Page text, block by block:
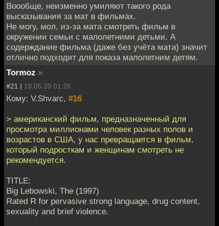
Воообще, неизменно умиляют такого рода
высказывания за мат в фильмах.
Не могу, мол, из-за мата смотреть фильм в
окружении семьи с малолетними детьми. А
содерждание фильма (даже без учёта мата) значит
отлично подходит для показа малолетним детям.
Tormoz »
#21 | 18.05.20 01:26
Кому: V.Shvarc, #16
> американский фильм, предназначенный для
просмотра миллионами человек разных полов и
возрастов в США, у нас превращается в фильм,
который подросткам и женщинам смотреть не
рекомендуется.
TITLE:
Big Lebowski, The (1997)
Rated R for pervasive strong language, drug content,
sexuality and brief violence.